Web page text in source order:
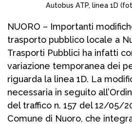
Autobus ATP, linea 1D
NUORO – Importanti
trasporto pubblico locale a
Trasporti Pubblici ha infatti
variazione temporanea dei
riguarda la linea 1D. La
necessaria in seguito
del traffico n. 157 del 12/05/
Comune di Nuoro, che